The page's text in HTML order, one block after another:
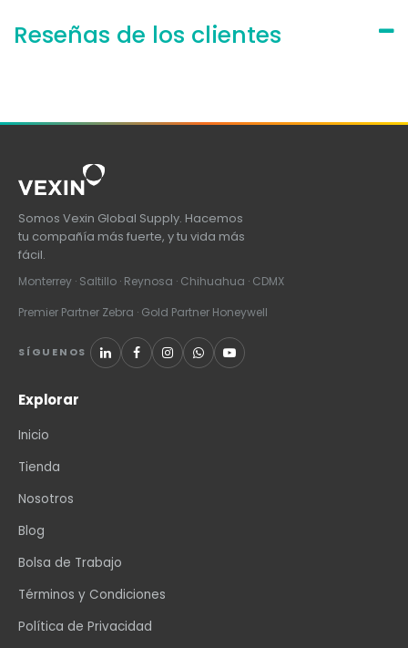
Reseñas de los clientes
Somos Vexin Global Supply. Hacemos
tu compañía más fuerte, y tu vida más
fácil.
Monterrey · Saltillo · Reynosa · Chihuahua · CDMX
Premier Partner Zebra · Gold Partner Honeywell
SÍGUENOS
Explorar
Inicio
Tienda
Nosotros
Blog
Bolsa de Trabajo
Términos y Condiciones
Política de Privacidad